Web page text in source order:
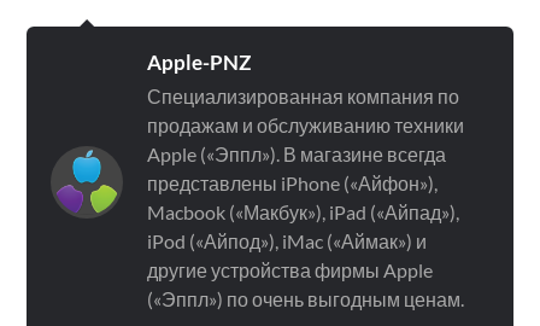
Apple-PNZ
Специализированная компания по
продажам и обслуживанию техники
Apple («Эппл»). В магазине всегда
представлены iPhone («Айфон»),
Macbook («Макбук»), iPad («Айпад»),
iPod («Айпод»), iMac («Аймак») и
другие устройства фирмы Apple
(«Эппл») по очень выгодным ценам.